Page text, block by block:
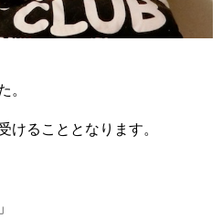
。
けることとなります。